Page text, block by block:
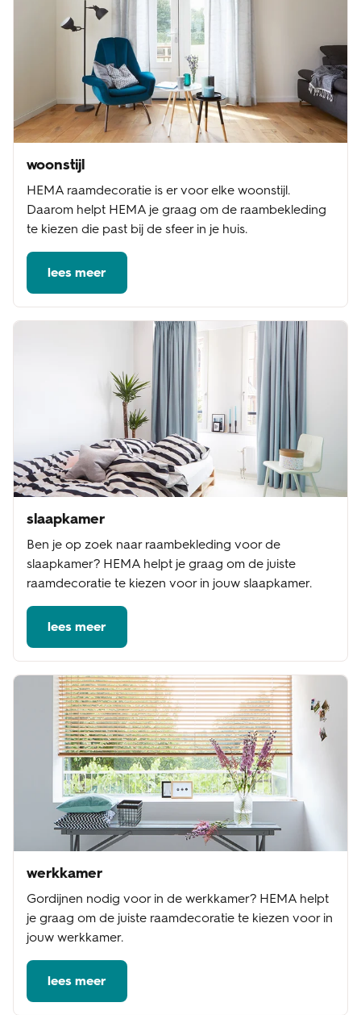
woonstijl
HEMA raamdecoratie is er voor elke woonstijl.
Daarom helpt HEMA je graag om de raambekleding
te kiezen die past bij de sfeer in je huis.
lees meer
slaapkamer
Ben je op zoek naar raambekleding voor de
slaapkamer? HEMA helpt je graag om de juiste
raamdecoratie te kiezen voor in jouw slaapkamer.
lees meer
werkkamer
Gordijnen nodig voor in de werkkamer? HEMA helpt
je graag om de juiste raamdecoratie te kiezen voor in
jouw werkkamer.
lees meer